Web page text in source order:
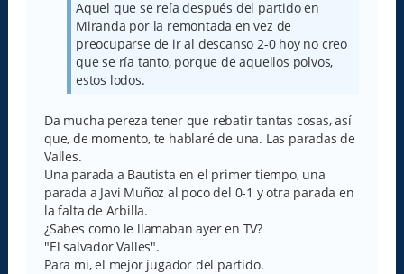
Aquel que se reía después del partido en
Miranda por la remontada en vez de
preocuparse de ir al descanso 2-0 hoy no creo
que se ría tanto, porque de aquellos polvos,
estos lodos.
Da mucha pereza tener que rebatir tantas cosas, así
que, de momento, te hablaré de una. Las paradas de
Valles.
Una parada a Bautista en el primer tiempo, una
parada a Javi Muñoz al poco del 0-1 y otra parada en
la falta de Arbilla.
¿Sabes como le llamaban ayer en TV?
"El salvador Valles".
Para mi, el mejor jugador del partido.